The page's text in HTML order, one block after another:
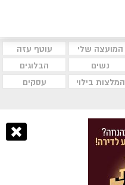
המועצה שלי
עוטף עזה
נשים
הבלוגים
המלצות בילוי
עסקים